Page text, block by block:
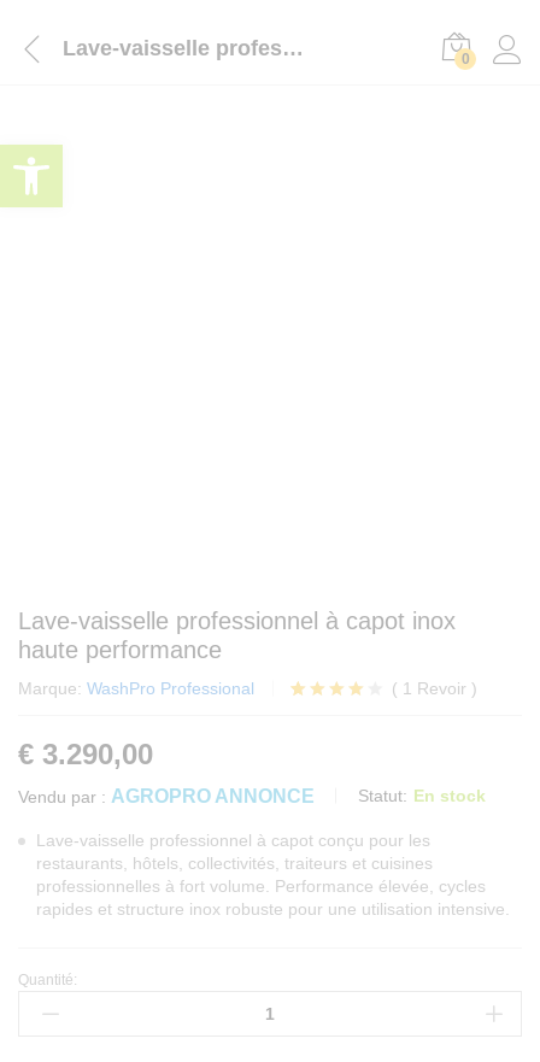
Lave-vaisselle professionnel à capot inox haute performance 0
Lave-vaisselle professionnel à capot inox
haute performance
Marque: WashPro Professional
sur
client
( 1 Revoir )
€ 3.290,00
Vendu par : AGROPRO ANNONCE Statut: En stock
Lave-vaisselle professionnel à capot conçu pour les
restaurants, hôtels, collectivités, traiteurs et cuisines
professionnelles à fort volume. Performance élevée, cycles
rapides et structure inox robuste pour une utilisation intensive.
Lave-
vaisselle
Quantité:
Ouvrir la barre d’outils